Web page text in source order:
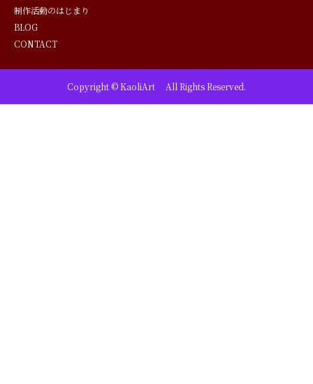
制作活動のはじまり
BLOG
CONTACT
Copyright © KaoliArt All Rights Reserved.